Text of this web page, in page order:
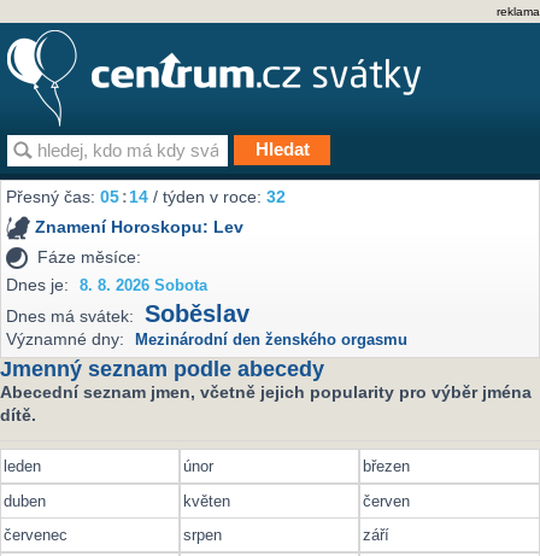
reklama
Přesný čas:05:14 / týden v roce:32
Znamení Horoskopu: Lev
Fáze měsíce:
Dnes je:
8. 8. 2026 Sobota
Dnes má svátek: Soběslav
Významné dny: Mezinárodní den ženského orgasmu
Jmenný seznam podle abecedy
Abecední seznam jmen, včetně jejich popularity pro výběr jména
dítě.
leden únor
březen
duben
květen
červen
červenec
srpen
září